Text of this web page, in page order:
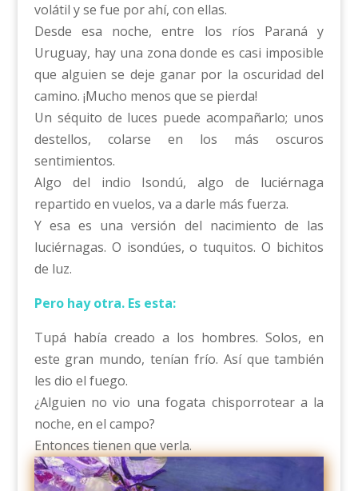
volátil y se fue por ahí, con ellas.
Desde esa noche, entre los ríos Paraná y
Uruguay, hay una zona donde es casi imposible
que alguien se deje ganar por la oscuridad del
camino. ¡Mucho menos que se pierda!
Un séquito de luces puede acompañarlo; unos
destellos, colarse en los más oscuros
sentimientos.
Algo del indio Isondú, algo de luciérnaga
repartido en vuelos, va a darle más fuerza.
Y esa es una versión del nacimiento de las
luciérnagas. O isondúes, o tuquitos. O bichitos
de luz.
Pero hay otra. Es esta:
Tupá había creado a los hombres. Solos, en
este gran mundo, tenían frío. Así que también
les dio el fuego.
¿Alguien no vio una fogata chisporrotear a la
noche, en el campo?
Entonces tienen que verla.